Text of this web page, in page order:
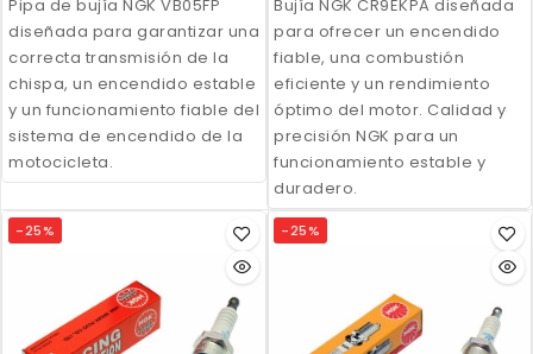
Pipa de bujía NGK VB05FP
diseñada para garantizar una
correcta transmisión de la
chispa, un encendido estable
y un funcionamiento fiable del
sistema de encendido de la
motocicleta.
Bujía NGK CR9EKPA diseñada
para ofrecer un encendido
fiable, una combustión
eficiente y un rendimiento
óptimo del motor. Calidad y
precisión NGK para un
funcionamiento estable y
duradero.
-25% -25%